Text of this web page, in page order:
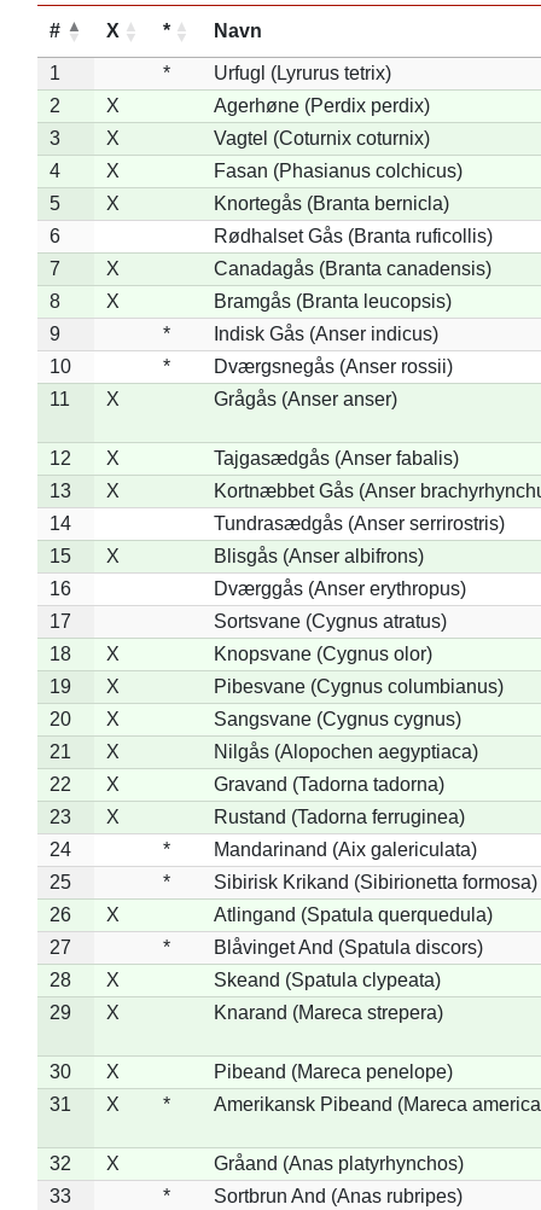
# X * Navn
1 *
Urfugl (Lyrurus tetrix)
2
X
Agerhøne (Perdix perdix)
3
X
Vagtel (Coturnix coturnix)
4
X
Fasan (Phasianus colchicus)
5
X
Knortegås (Branta bernicla)
6
Rødhalset Gås (Branta ruficollis)
7
X
Canadagås (Branta canadensis)
8
X
Bramgås (Branta leucopsis)
9
*
Indisk Gås (Anser indicus)
10
*
Dværgsnegås (Anser rossii)
11
X Grågås (Anser anser)
12 X
Tajgasædgås (Anser fabalis)
13
X
Kortnæbbet Gås (Anser
14
Tundrasædgås (Anser serrirostris)
15
X
Blisgås (Anser albifrons)
16
Dværggås (Anser erythropus)
17
Sortsvane (Cygnus atratus)
18
X
Knopsvane (Cygnus olor)
19
X
Pibesvane (Cygnus columbianus)
20
X
Sangsvane (Cygnus cygnus)
21
X
Nilgås (Alopochen aegyptiaca)
22
X
Gravand (Tadorna tadorna)
23
X
Rustand (Tadorna ferruginea)
24
*
Mandarinand (Aix galericulata)
25
*
Sibirisk Krikand (Sibirionetta formosa)
26
X
Atlingand (Spatula querquedula)
27
*
Blåvinget And (Spatula discors)
28
X
Skeand (Spatula clypeata)
29
X Knarand (Mareca strepera)
30 X
Pibeand (Mareca penelope)
31
X * Amerikansk Pibeand (Mareca
32 X
Gråand (Anas platyrhynchos)
33
*
Sortbrun And (Anas rubripes)